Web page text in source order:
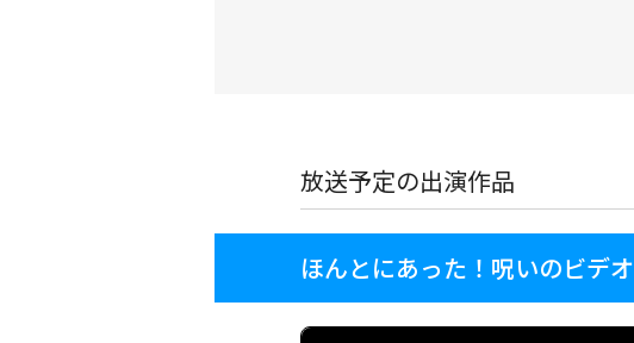
放送予定の出演作品
ほんとにあった！呪いのビデオ